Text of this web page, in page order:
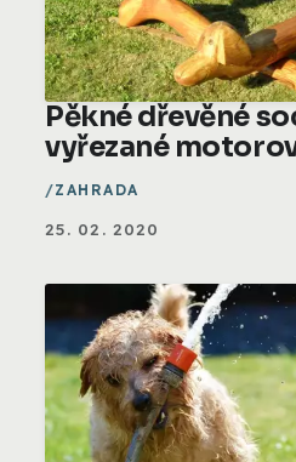
Pěkné dřevěné
vyřezané
ZAHRADA
25. 02. 2020